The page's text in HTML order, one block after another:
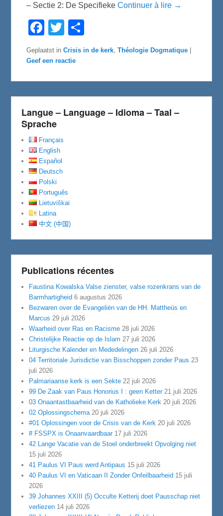
– Sectie 2: De SpecifiekeContinuer à lire →
F
e
b
o
k
T
t
t
e
e
n
Geplaatst in Crisis in de kerk ,Théologie Dogmatique
Geef een reactie
Langue – Language – Idioma – Taal –
Sprache
Français
English
Español
Deutsch
Polski
Português
Lietuviškai
Latina
中文 (中国)
Publications récentes
Faustina Kowalska Valse zienster, valse rozenkrans van de
Barmhartigheid 6 augustus 2026
Bezwaren over de Evangeliën van de HH. Mattheüs en
Marcus 29 juli 2026
Waarheid over Ras en Racisme 28 juli 2026
Christelijke Reactie op de Islam 27 juli 2026
Liturgische Kalender en Mededelingen 26 juli 2026
04 Territoriale Jurisdictie van Bisschoppen zonder Paus 23
juli 2026
Palmariaanse kerk is een Sekte 22 juli 2026
99 De Zaak van Paus Honorius I : geen Ketter 21 juli 2026
03 Onaantastbaarheid van de Katholieke Kerk 20 juli 2026
02 Oplossingschema 20 juli 2026
#01 Oplossingen voor de Crisis van de Kerk 20 juli 2026
# FSSPX is Onaanvaardbaar 17 juli 2026
42 Lange Vacatie van de Stoel onderbreekt Opvolging niet
15 juli 2026
41 Paulus VI Paus werd Antipaus 15 juli 2026
40 Paulus VI en Vaticaan II Zonder Onfeilbaarheid 15 juli
2026
39 Johannes XXIII (5) Occulte Ketterij doet Pausschap niet
verliezen 14 juli 2026